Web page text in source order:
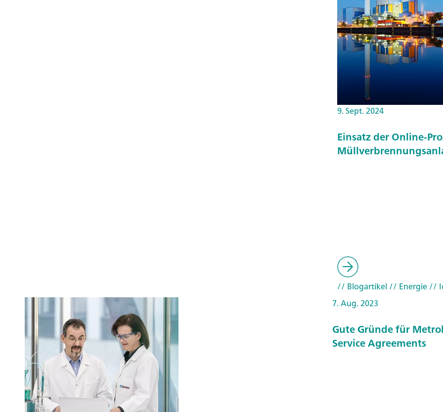
9. Sept. 2024
Einsatz der Online-
// Blogartikel // Energie//
7. Aug. 2023
Gute Gründe für
Service Agreements